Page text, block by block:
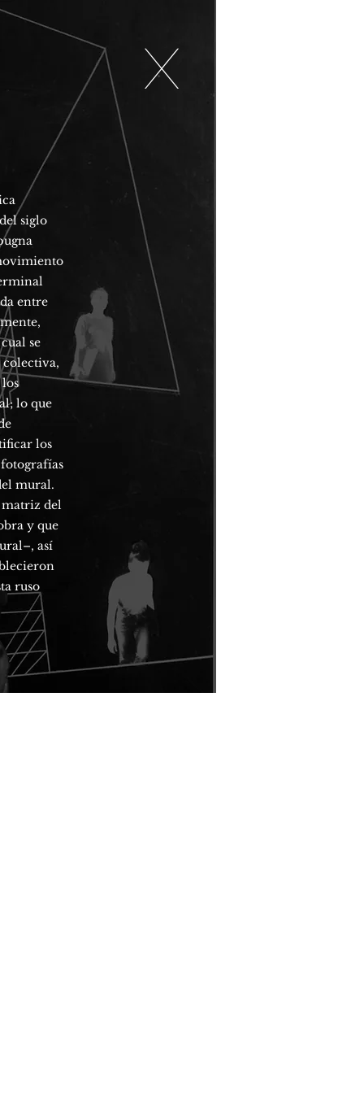
X
siglo
entre
se
colectiva,
lo que
los
fotografías
mural.
matriz del
y que
así
ruso